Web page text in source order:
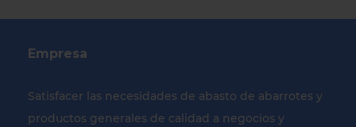
Empresa
Satisfacer las necesidades de abasto de abarrotes y
productos generales de calidad a negocios y